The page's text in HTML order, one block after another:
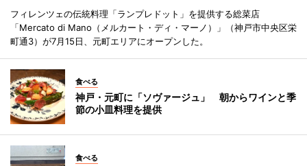
フィレンツェの伝統料理「ランプレドット」を提供する総菜店
「Mercato di Mano（メルカート・ディ・マーノ）」（神戸市中央区栄
町通3）が7月15日、元町エリアにオープンした。
食べる
神戸・元町に「ソヴァージュ」 朝からワインと季
節の小皿料理を提供
食べる